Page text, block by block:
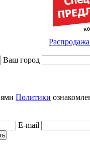
Ваш город
Политики
E-mail